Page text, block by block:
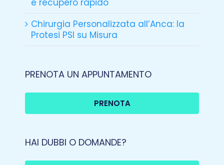
e recupero rapido
Chirurgia Personalizzata all’Anca: la
Protesi PSI su Misura
PRENOTA UN APPUNTAMENTO
PRENOTA
HAI DUBBI O DOMANDE?